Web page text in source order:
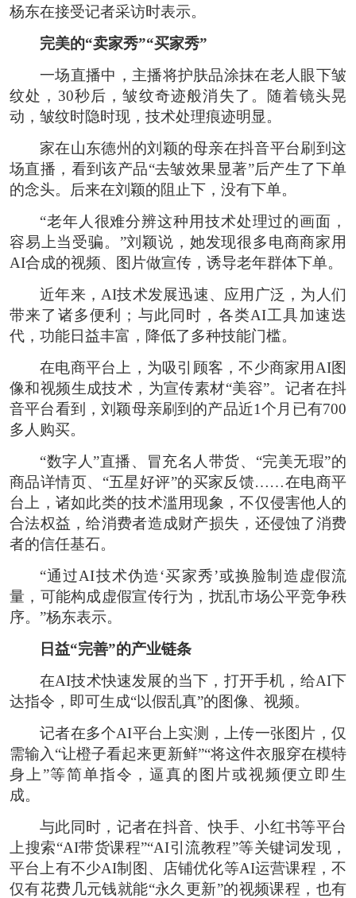
杨东在接受记者采访时表示。
完美的“卖家秀”“买家秀”
一场直播中，主播将护肤品涂抹在老人眼下皱
纹处，30秒后，皱纹奇迹般消失了。随着镜头晃
动，皱纹时隐时现，技术处理痕迹明显。
家在山东德州的刘颖的母亲在抖音平台刷到这
场直播，看到该产品“去皱效果显著”后产生了下单
的念头。后来在刘颖的阻止下，没有下单。
“老年人很难分辨这种用技术处理过的画面，
容易上当受骗。”刘颖说，她发现很多电商商家用
AI合成的视频、图片做宣传，诱导老年群体下单。
近年来，AI技术发展迅速、应用广泛，为人们
带来了诸多便利；与此同时，各类AI工具加速迭
代，功能日益丰富，降低了多种技能门槛。
在电商平台上，为吸引顾客，不少商家用AI图
像和视频生成技术，为宣传素材“美容”。记者在抖
音平台看到，刘颖母亲刷到的产品近1个月已有700
多人购买。
“数字人”直播、冒充名人带货、“完美无瑕”的
商品详情页、“五星好评”的买家反馈……在电商平
台上，诸如此类的技术滥用现象，不仅侵害他人的
合法权益，给消费者造成财产损失，还侵蚀了消费
者的信任基石。
“通过AI技术伪造‘买家秀’或换脸制造虚假流
量，可能构成虚假宣传行为，扰乱市场公平竞争秩
序。”杨东表示。
日益“完善”的产业链条
在AI技术快速发展的当下，打开手机，给AI下
达指令，即可生成“以假乱真”的图像、视频。
记者在多个AI平台上实测，上传一张图片，仅
需输入“让橙子看起来更新鲜”“将这件衣服穿在模特
身上”等简单指令，逼真的图片或视频便立即生
成。
与此同时，记者在抖音、快手、小红书等平台
上搜索“AI带货课程”“AI引流教程”等关键词发现，
平台上有不少AI制图、店铺优化等AI运营课程，不
仅有花费几元钱就能“永久更新”的视频课程，也有